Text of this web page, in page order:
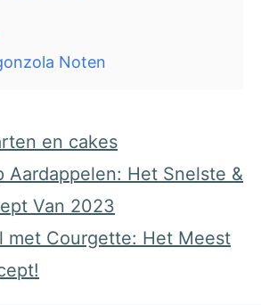
Noten
en cakes
Aardappelen: Het Snelste &
Van 2023
met Courgette: Het Meest